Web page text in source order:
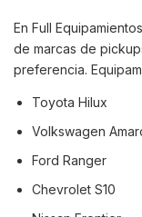
En Full
de marcas de
preferencia.
Toyota Hilux
Volkswagen
Ford Ranger
Chevrolet S10